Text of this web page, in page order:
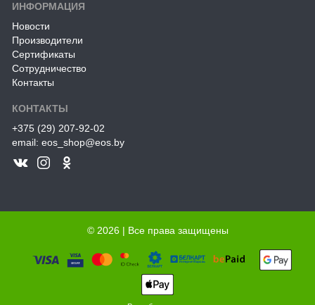
ИНФОРМАЦИЯ
Новости
Производители
Сертификаты
Сотрудничество
Контакты
КОНТАКТЫ
+375 (29) 207-92-02
email: eos_shop@eos.by
© 2026 | Все права защищены